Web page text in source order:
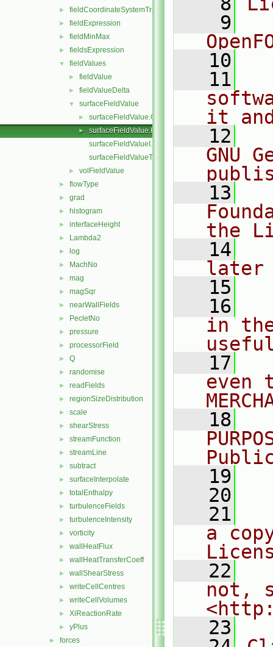
► fieldCoordinateSystemTransform
► fieldExpression
► fieldMinMax
► fieldsExpression
▼ fieldValues
► fieldValue
► fieldValueDelta
▼ surfaceFieldValue
► surfaceFieldValue.C
►
surfaceFieldValue.H
surfaceFieldValueI.H
surfaceFieldValueTemplates.C
► volFieldValue
► flowType
► grad
► histogram
► interfaceHeight
► Lambda2
► log
► MachNo
► mag
► magSqr
► nearWallFields
► PecletNo
► pressure
► processorField
► Q
► randomise
► readFields
► regionSizeDistribution
► scale
► shearStress
► streamFunction
► streamLine
► subtract
► surfaceInterpolate
► totalEnthalpy
► turbulenceFields
► turbulenceIntensity
► vorticity
► wallHeatFlux
► wallHeatTransferCoeff
► wallShearStress
► writeCellCentres
► writeCellVolumes
► XiReactionRate
► yPlus
► forces
    9
   10
   11
it
   12
GNU
   13
the
   14
later
   15
   16
in
   17
even
   18
   19
   20
   21
a
   22
not,
   23